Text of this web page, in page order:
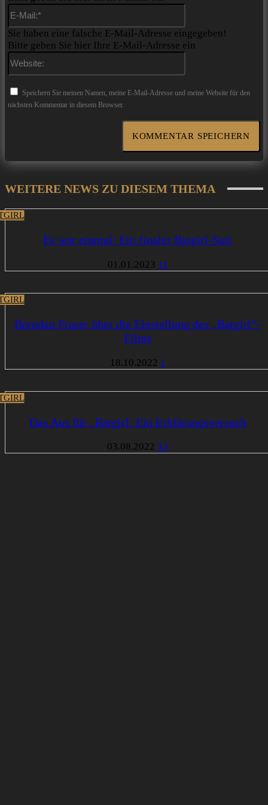
Sie haben eine falsche E-Mail-Adresse eingegeben!
Bitte geben Sie hier Ihre E-Mail-Adresse ein
Speichern Sie meinen Namen, meine E-Mail-Adresse und meine Website für den
nächsten Kommentar in diesem Browser.
WEITERE NEWS ZU DIESEM THEMA
Es war einmal: Ein finaler Batgirl-Suit
01.01.2023 11
Brendan Fraser über die Einstellung des „Batgirl“-
Films
18.10.2022 1
Das Aus für „Batgirl: Ein Erklärungsversuch
03.08.2022 33